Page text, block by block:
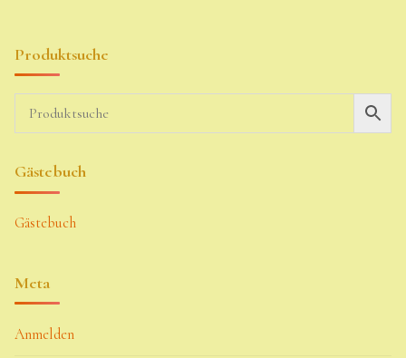
Produktsuche
Gästebuch
Gästebuch
Meta
Anmelden